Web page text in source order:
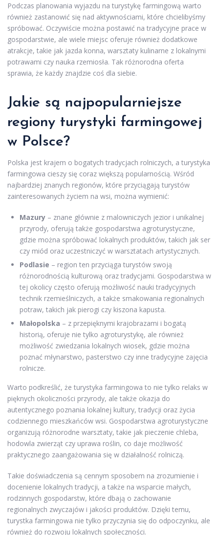
Podczas planowania wyjazdu na turystykę farmingową warto
również zastanowić się nad aktywnościami, które chcielibyśmy
spróbować. Oczywiście można postawić na tradycyjne prace w
gospodarstwie, ale wiele miejsc oferuje również dodatkowe
atrakcje, takie jak jazda konna, warsztaty kulinarne z lokalnymi
potrawami czy nauka rzemiosła. Tak różnorodna oferta
sprawia, że każdy znajdzie coś dla siebie.
Jakie są najpopularniejsze
regiony turystyki farmingowej
w Polsce?
Polska jest krajem o bogatych tradycjach rolniczych, a turystyka
farmingowa cieszy się coraz większą popularnością. Wśród
najbardziej znanych regionów, które przyciągają turystów
zainteresowanych życiem na wsi, można wymienić:
Mazury – znane głównie z malowniczych jezior i unikalnej
przyrody, oferują także gospodarstwa agroturystyczne,
gdzie można spróbować lokalnych produktów, takich jak ser
czy miód oraz uczestniczyć w warsztatach artystycznych.
Podlasie – region ten przyciąga turystów swoją
różnorodnością kulturową oraz tradycjami. Gospodarstwa w
tej okolicy często oferują możliwość nauki tradycyjnych
technik rzemieślniczych, a także smakowania regionalnych
potraw, takich jak pierogi czy kiszona kapusta.
Małopolska – z przepięknymi krajobrazami i bogatą
historią, oferuje nie tylko agroturystykę, ale również
możliwość zwiedzania lokalnych wiosek, gdzie można
poznać młynarstwo, pasterstwo czy inne tradycyjne zajęcia
rolnicze.
Warto podkreślić, że turystyka farmingowa to nie tylko relaks w
pięknych okoliczności przyrody, ale także okazja do
autentycznego poznania lokalnej kultury, tradycji oraz życia
codziennego mieszkańców wsi. Gospodarstwa agroturystyczne
organizują różnorodne warsztaty, takie jak pieczenie chleba,
hodowla zwierząt czy uprawa roślin, co daje możliwość
praktycznego zaangażowania się w działalność rolniczą.
Takie doświadczenia są cennym sposobem na zrozumienie i
docenienie lokalnych tradycji, a także na wsparcie małych,
rodzinnych gospodarstw, które dbają o zachowanie
regionalnych zwyczajów i jakości produktów. Dzięki temu,
turystka farmingowa nie tylko przyczynia się do odpoczynku, ale
również do rozwoju lokalnych społeczności.